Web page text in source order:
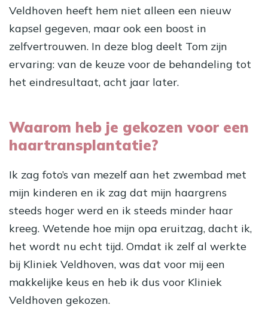
Veldhoven heeft hem niet alleen een nieuw
kapsel gegeven, maar ook een boost in
zelfvertrouwen. In deze blog deelt Tom zijn
ervaring: van de keuze voor de behandeling tot
het eindresultaat, acht jaar later.
Waarom heb je gekozen voor een
haartransplantatie?
Ik zag foto’s van mezelf aan het zwembad met
mijn kinderen en ik zag dat mijn haargrens
steeds hoger werd en ik steeds minder haar
kreeg. Wetende hoe mijn opa eruitzag, dacht ik,
het wordt nu echt tijd. Omdat ik zelf al werkte
bij Kliniek Veldhoven, was dat voor mij een
makkelijke keus en heb ik dus voor Kliniek
Veldhoven gekozen.